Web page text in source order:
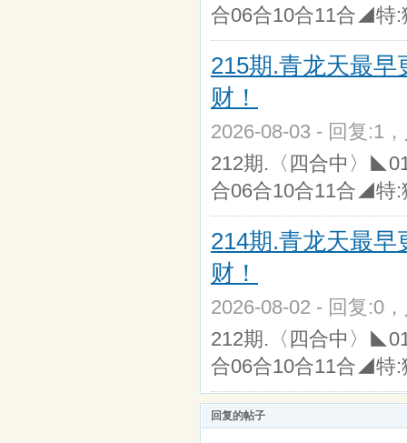
合06合10合11合◢特:
215期.青龙天最
财！
2026-08-03 - 回复:1
212期.〈四合中〉
合06合10合11合◢特:
214期.青龙天最
财！
2026-08-02 - 回复:0
212期.〈四合中〉
合06合10合11合◢特:
回复的帖子